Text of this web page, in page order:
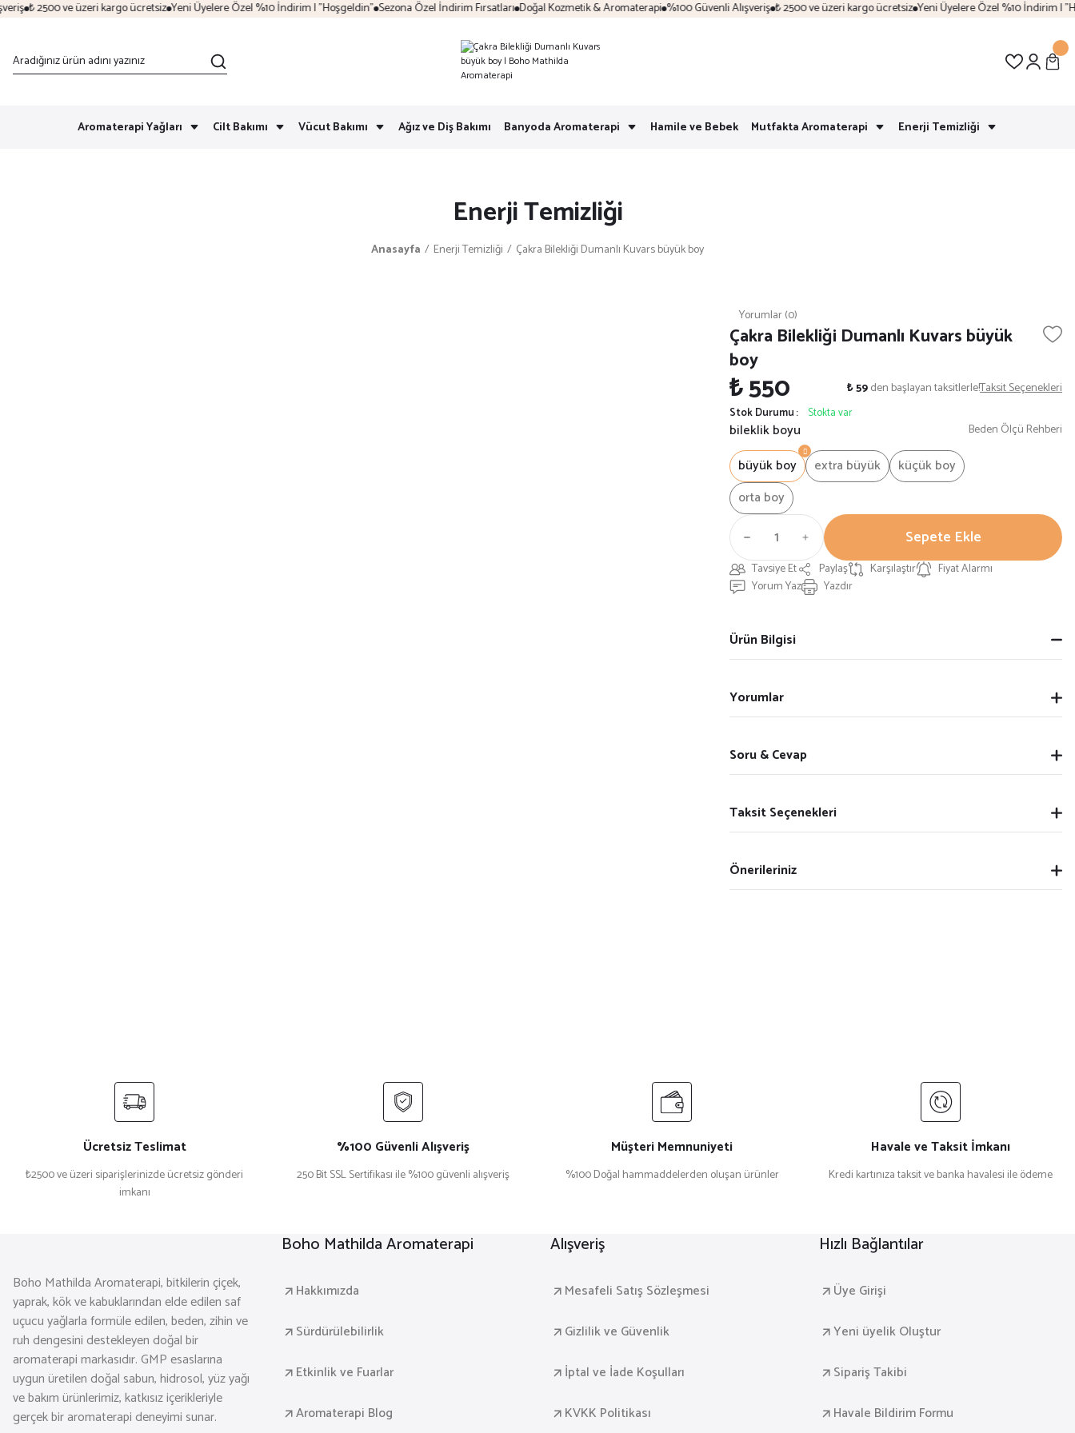
₺ 2500 ve üzeri kargo ücretsiz Yeni Üyelere Özel %10 İndirim | "Hoşgeldin" Sezona Özel İndirim Fırsatları Doğal Kozmetik & Aromaterapi %100 Güvenli Alışveriş ₺ 2500 ve üzeri kargo ücretsiz Yeni Üyelere Özel %10 İndirim |
Aromaterapi Yağları Cilt Bakımı Vücut Bakımı Ağız ve Diş Bakımı Banyoda Aromaterapi Hamile ve Bebek Mutfakta Aromaterapi Enerji Temizliği
Enerji Temizliği
Anasayfa Enerji Temizliği Çakra Bilekliği Dumanlı Kuvars büyük boy
Yorumlar (0)
Çakra Bilekliği Dumanlı Kuvars büyük
boy
₺ 550 ₺ 59den başlayan taksitlerle!Taksit Seçenekleri
Stok Durumu Stokta var
bileklik boyu
büyük boy
extra büyük
küçük boy
orta boy
Beden Ölçü Rehberi
Sepete Ekle
Tavsiye Et Paylaş Karşılaştır
Fiyat Alarmı
Yorum Yaz
Yazdır
Ürün Bilgisi
Yorumlar
Soru & Cevap
Taksit Seçenekleri
Önerileriniz
Ücretsiz Teslimat
₺2500 ve üzeri siparişlerinizde ücretsiz gönderi
imkanı
%100 Güvenli Alışveriş
250 Bit SSL Sertifikası ile %100 güvenli alışveriş
Müşteri Memnuniyeti
%100 Doğal hammaddelerden oluşan ürünler
Havale ve Taksit İmkanı
Kredi kartınıza taksit ve banka havalesi ile ödeme
Boho Mathilda Aromaterapi, bitkilerin çiçek,
yaprak, kök ve kabuklarından elde edilen saf
uçucu yağlarla formüle edilen, beden, zihin ve
ruh dengesini destekleyen doğal bir
aromaterapi markasıdır. GMP esaslarına
uygun üretilen doğal sabun, hidrosol, yüz yağı
ve bakım ürünlerimiz, katkısız içerikleriyle
gerçek bir aromaterapi deneyimi sunar.
Boho Mathilda Aromaterapi
Hakkımızda
Sürdürülebilirlik
Etkinlik ve Fuarlar
Aromaterapi Blog
Alışveriş
Mesafeli Satış Sözleşmesi
Gizlilik ve Güvenlik
İptal ve İade Koşulları
KVKK Politikası
Hızlı Bağlantılar
Üye Girişi
Yeni üyelik Oluştur
Sipariş Takibi
Havale Bildirim Formu